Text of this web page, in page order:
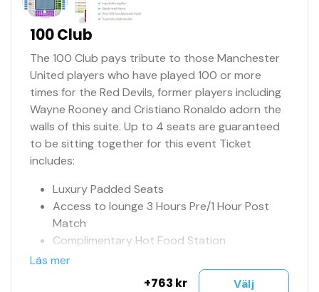
100 Club
The 100 Club pays tribute to those Manchester
United players who have played 100 or more
times for the Red Devils, former players including
Wayne Rooney and Cristiano Ronaldo adorn the
walls of this suite. Up to 4 seats are guaranteed
to be sitting together for this event Ticket
includes:
Luxury Padded Seats
Access to lounge 3 Hours Pre/1 Hour Post
Match
Complimentary Hot Food Station
Complimentary Match Programme
Half-Time Tea and CoffeeNumrerade
Läs mer
+763 kr Välj